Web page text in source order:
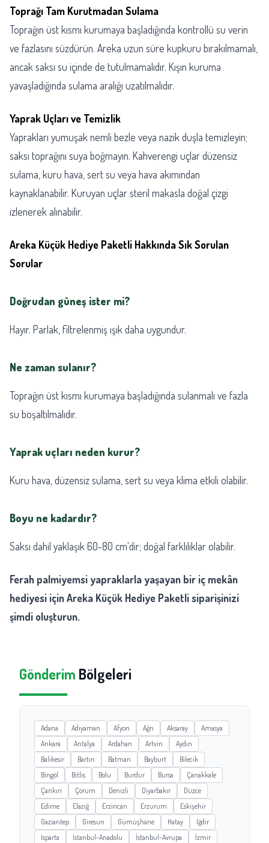
Toprağı Tam Kurutmadan Sulama
Toprağın üst kısmı kurumaya başladığında kontrollü su verin
ve fazlasını süzdürün. Areka uzun süre kupkuru bırakılmamalı,
ancak saksı su içinde de tutulmamalıdır. Kışın kuruma
yavaşladığında sulama aralığı uzatılmalıdır.
Yaprak Uçları ve Temizlik
Yaprakları yumuşak nemli bezle veya nazik duşla temizleyin;
saksı toprağını suya boğmayın. Kahverengi uçlar düzensiz
sulama, kuru hava, sert su veya hava akımından
kaynaklanabilir. Kuruyan uçlar steril makasla doğal çizgi
izlenerek alınabilir.
Areka Küçük Hediye Paketli Hakkında Sık Sorulan
Sorular
Doğrudan güneş ister mi?
Hayır. Parlak, filtrelenmiş ışık daha uygundur.
Ne zaman sulanır?
Toprağın üst kısmı kurumaya başladığında sulanmalı ve fazla
su boşaltılmalıdır.
Yaprak uçları neden kurur?
Kuru hava, düzensiz sulama, sert su veya klima etkili olabilir.
Boyu ne kadardır?
Saksı dahil yaklaşık 60-80 cm'dir; doğal farklılıklar olabilir.
Ferah palmiyemsi yapraklarla yaşayan bir iç mekân
hediyesi için Areka Küçük Hediye Paketli siparişinizi
şimdi oluşturun.
Gönderim Bölgeleri
Adana Adıyaman Afyon Ağrı Aksaray
Amasya
Ankara
Antalya Ardahan Artvin
Aydın
Balıkesir
Bartın Batman Bayburt
Bilecik
Bingöl
Bitlis Bolu Burdur Bursa
Çanakkale
Çankırı
Çorum Denizli Diyarbakır
Düzce
Edirne
Elazığ Erzincan Erzurum
Eskişehir
Gaziantep
Giresun Gümüşhane Hatay
Iğdır
Isparta
İstanbul-Anadolu İstanbul-Avrupa
İzmir